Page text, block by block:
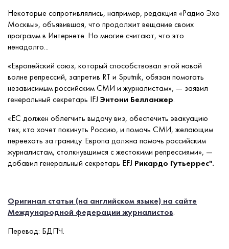
Некоторые сопротивлялись, например, редакция «Радио Эхо
Москвы», объявившая, что продолжит вещание своих
программ в Интернете. Но многие считают, что это
ненадолго...
«Европейский союз, который способствовал этой новой
волне репрессий, запретив RT и Sputnik, обязан помогать
независимым российским СМИ и журналистам», — заявил
генеральный секретарь IFJ Энтони Белланжер.
«ЕС должен облегчить выдачу виз, обеспечить эвакуацию
тех, кто хочет покинуть Россию, и помочь СМИ, желающим
переехать за границу. Европа должна помочь российским
журналистам, столкнувшимся с жестокими репрессиями», —
добавил генеральный секретарь EFJ Рикардо Гутьеррес".
Оригинал статьи (на английском языке) на сайте
Международной федерации журналистов.
Перевод: БДПЧ.